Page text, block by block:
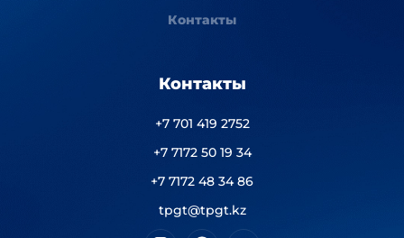
Контакты
Контакты
+7 701 419 2752
+7 7172 50 19 34
+7 7172 48 34 86
tpgt@tpgt.kz